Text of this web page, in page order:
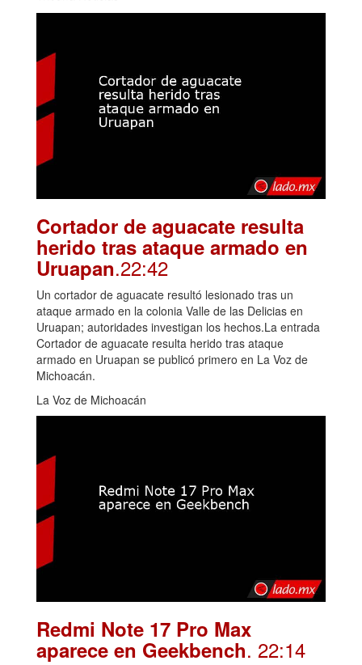
Cortador de aguacate resulta
herido tras ataque armado en
Uruapan.22:42
Un cortador de aguacate resultó lesionado tras un
ataque armado en la colonia Valle de las Delicias en
Uruapan; autoridades investigan los hechos.La entrada
Cortador de aguacate resulta herido tras ataque
armado en Uruapan se publicó primero en La Voz de
Michoacán.
La Voz de Michoacán
Redmi Note 17 Pro Max
aparece en Geekbench. 22:14